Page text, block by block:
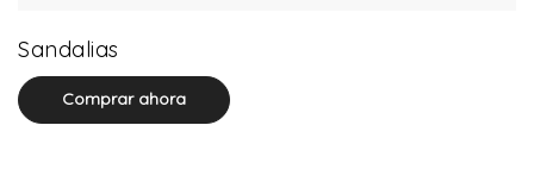
Sandalias
Comprar ahora